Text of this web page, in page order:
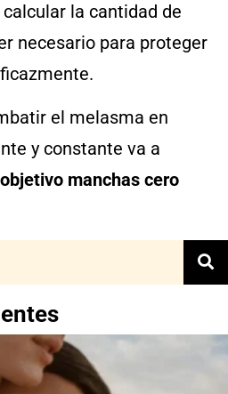
la cantidad de
necesario para proteger
el melasma en
y constante va a
objetivo manchas cero